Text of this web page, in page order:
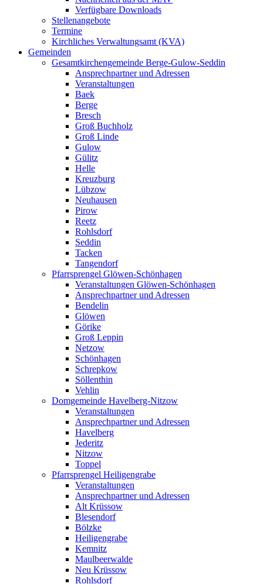
Verfügbare Downloads
Stellenangebote
Termine
Kirchliches Verwaltungsamt (KVA)
Gemeinden
Gesamtkirchengemeinde Berge-Gulow-Seddin
Ansprechpartner und Adressen
Veranstaltungen
Baek
Berge
Bresch
Groß Buchholz
Groß Linde
Gulow
Gülitz
Helle
Kreuzburg
Lübzow
Neuhausen
Pirow
Reetz
Rohlsdorf
Seddin
Tacken
Tangendorf
Pfarrsprengel Glöwen-Schönhagen
Veranstaltungen Glöwen-Schönhagen
Ansprechpartner und Adressen
Bendelin
Glöwen
Görike
Groß Leppin
Netzow
Schönhagen
Schrepkow
Söllenthin
Vehlin
Domgemeinde Havelberg-Nitzow
Veranstaltungen
Ansprechpartner und Adressen
Havelberg
Jederitz
Nitzow
Toppel
Pfarrsprengel Heiligengrabe
Veranstaltungen
Ansprechpartner und Adressen
Alt Krüssow
Blesendorf
Bölzke
Heiligengrabe
Kemnitz
Maulbeerwalde
Neu Krüssow
Rohlsdorf